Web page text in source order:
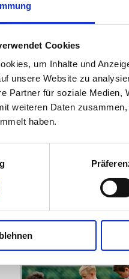
Cookies
um Inhalte und
unsere Website zu
Partner für soziale Medien,
weiteren Daten
haben.
SpVgg
SpVgg
Feriencamp